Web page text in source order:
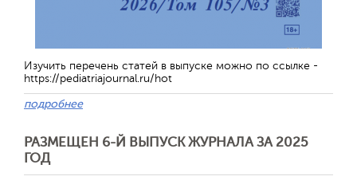
Изучить перечень статей в выпуске можно по ссылке -
https://pediatriajournal.ru/hot
подробнее
РАЗМЕЩЕН 6-Й ВЫПУСК ЖУРНАЛА ЗА 2025
ГОД